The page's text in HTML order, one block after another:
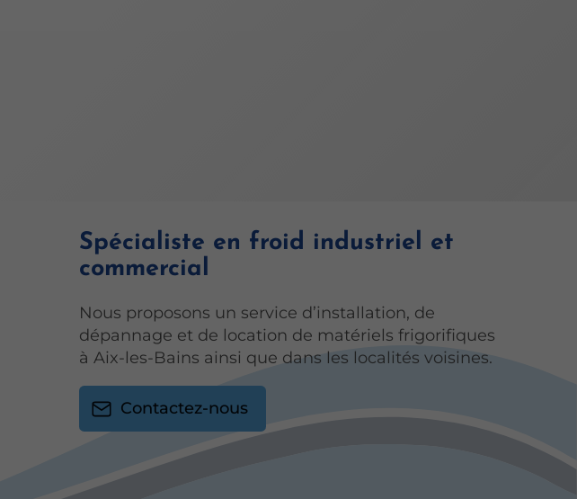
Spécialiste en froid industriel et
commercial
Nous proposons un service d’installation, de
dépannage et de location de matériels frigorifiques
à Aix-les-Bains ainsi que dans les localités voisines.
Contactez-nous